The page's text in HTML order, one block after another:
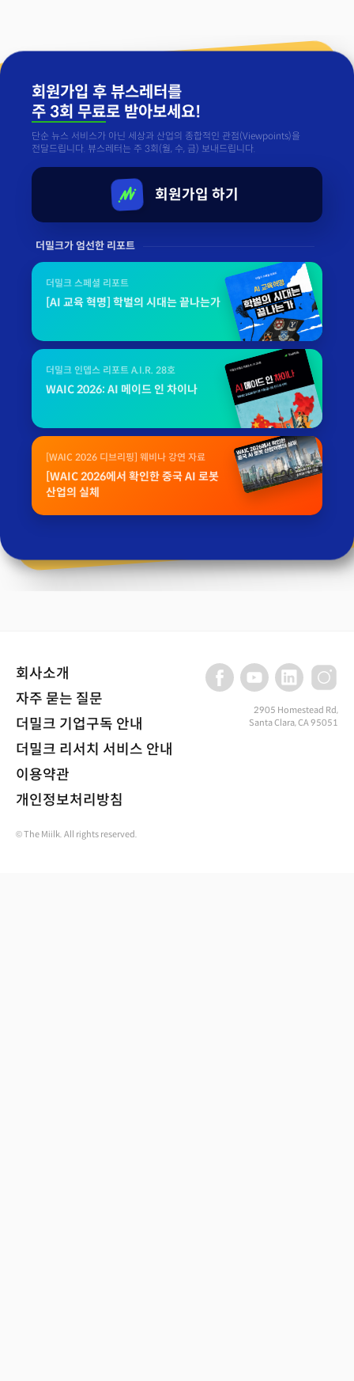
회원가입 후 뷰스레터를
주 3회 무료로 받아보세요!
단순 뉴스 서비스가 아닌 세상과 산업의 종합적인 관점(Viewpoints)을
전달드립니다. 뷰스레터는 주 3회(월, 수, 금) 보내드립니다.
회원가입 하기
더밀크가 엄선한 리포트
더밀크 스페셜 리포트
[AI 교육 혁명] 학벌의 시대는 끝나는가
더밀크 인뎁스 리포트 A.I.R. 28호
WAIC 2026: AI 메이드 인 차이나
[WAIC 2026 디브리핑] 웨비나 강연 자료
[WAIC 2026에서 확인한 중국 AI 로봇
산업의 실체
회사소개
자주 묻는 질문
더밀크 기업구독 안내
더밀크 리서치 서비스 안내
이용약관
개인정보처리방침
2905 Homestead Rd,
Santa Clara, CA 95051
© The Miilk. All rights reserved.